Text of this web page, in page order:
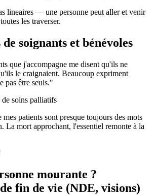
lineaires — une personne peut aller et venir
les traverser.
soignants et bénévoles
que j'accompagne me disent qu'ils ne
le craignaient. Beaucoup expriment
pas être seuls."
soins palliatifs
patients sont presque toujours des mots
La mort approchant, l'essentiel remonte à la
mourante ?
fin de vie (NDE, visions)